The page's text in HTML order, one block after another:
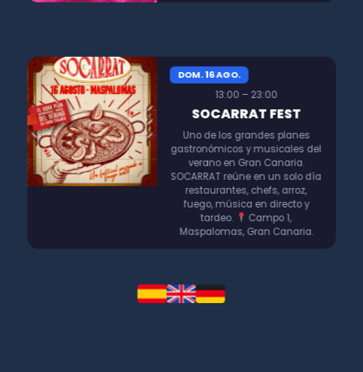
DOM. 16 AGO.
13:00 – 23:00
SOCARRAT FEST
Uno de los grandes planes
gastronómicos y musicales del
verano en Gran Canaria.
SOCARRAT reúne en un solo día
restaurantes, chefs, arroz,
fuego, música en directo y
tardeo.
Campo 1,
Maspalomas, Gran Canaria.